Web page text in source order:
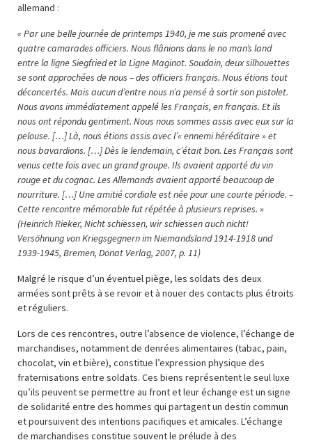
allemand :
« Par une belle journée de printemps 1940, je me suis promené avec
quatre camarades officiers. Nous flânions dans le no man’s land
entre la ligne Siegfried et la Ligne Maginot. Soudain, deux silhouettes
se sont approchées de nous – des officiers français. Nous étions tout
déconcertés. Mais aucun d’entre nous n’a pensé à sortir son pistolet.
Nous avons immédiatement appelé les Français, en français. Et ils
nous ont répondu gentiment. Nous nous sommes assis avec eux sur la
pelouse. […] Là, nous étions assis avec l’« ennemi héréditaire » et
nous bavardions. […] Dès le lendemain, c’était bon. Les Français sont
venus cette fois avec un grand groupe. Ils avaient apporté du vin
rouge et du cognac. Les Allemands avaient apporté beaucoup de
nourriture. […] Une amitié cordiale est née pour une courte période. –
Cette rencontre mémorable fut répétée à plusieurs reprises. »
(Heinrich Rieker, Nicht schiessen, wir schiessen auch nicht!
Versöhnung von Kriegsgegnern im Niemandsland 1914-1918 und
1939-1945, Bremen, Donat Verlag, 2007, p. 11)
Malgré le risque d’un éventuel piège, les soldats des deux
armées sont prêts à se revoir et à nouer des contacts plus étroits
et réguliers.
Lors de ces rencontres, outre l’absence de violence, l’échange de
marchandises, notamment de denrées alimentaires (tabac, pain,
chocolat, vin et bière), constitue l’expression physique des
fraternisations entre soldats. Ces biens représentent le seul luxe
qu’ils peuvent se permettre au front et leur échange est un signe
de solidarité entre des hommes qui partagent un destin commun
et poursuivent des intentions pacifiques et amicales. L’échange
de marchandises constitue souvent le prélude à des